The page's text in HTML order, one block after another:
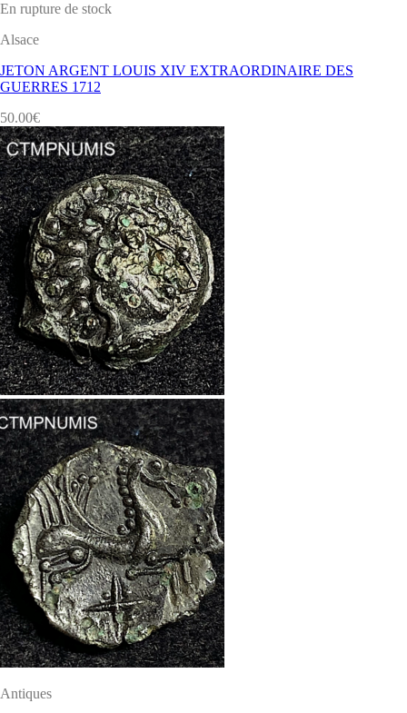
En rupture de stock
Alsace
JETON ARGENT LOUIS XIV EXTRAORDINAIRE DES
GUERRES 1712
50.00€
Antiques